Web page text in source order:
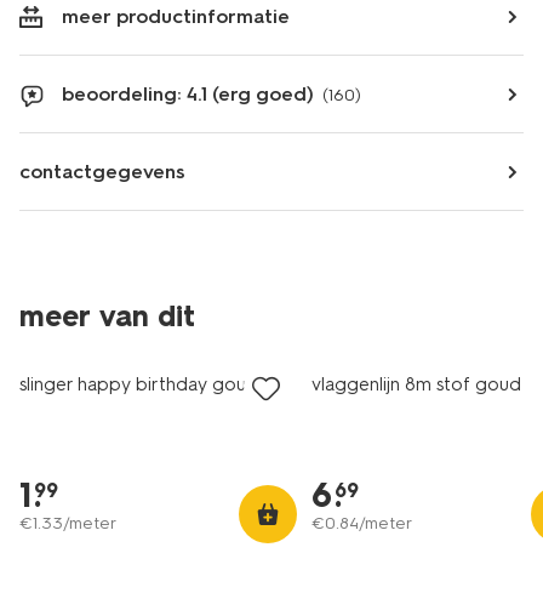
meer productinformatie
beoordeling: 4.1 (erg goed) (160)
contactgegevens
meer van dit
slinger happy birthday goud
1.
99
€1.33/meter
vlaggenlijn 8m stof goud
6.
69
€0.84/meter